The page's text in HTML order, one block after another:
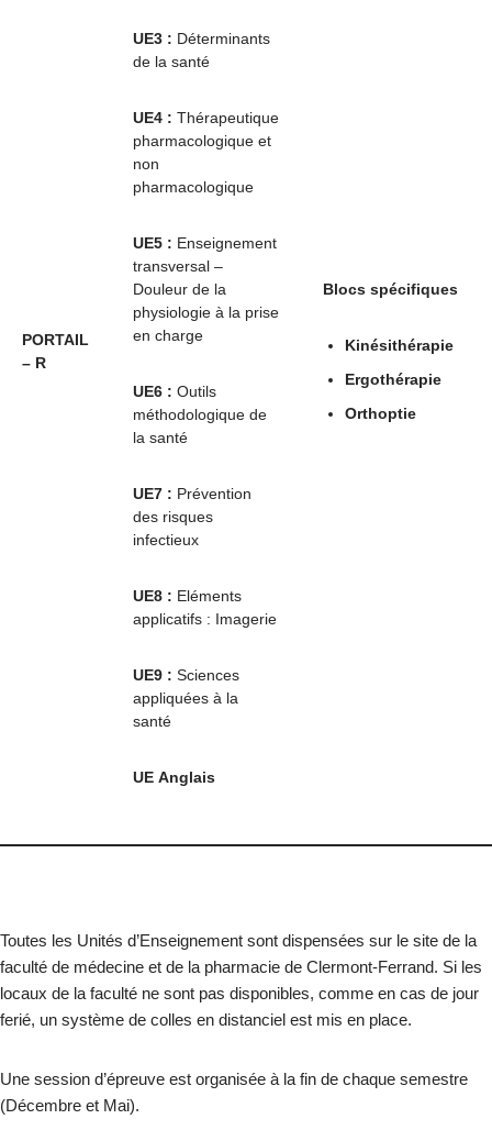
PORTAIL
– R
UE3 : Déterminants
de la santé
UE4 : Thérapeutique
pharmacologique et
non
pharmacologique
UE5 : Enseignement
transversal –
Douleur de la
physiologie à la prise
en charge
UE6 : Outils
méthodologique de
la santé
UE7 : Prévention
des risques
infectieux
UE8 : Eléments
applicatifs : Imagerie
UE9 : Sciences
appliquées à la
santé
UE Anglais
Blocs spécifiques
Kinésithérapie
Ergothérapie
Orthoptie
Toutes les Unités d’Enseignement sont dispensées sur le site de la
faculté de médecine et de la pharmacie de Clermont-Ferrand. Si les
locaux de la faculté ne sont pas disponibles, comme en cas de jour
ferié, un système de colles en distanciel est mis en place.
Une session d’épreuve est organisée à la fin de chaque semestre
(Décembre et Mai).